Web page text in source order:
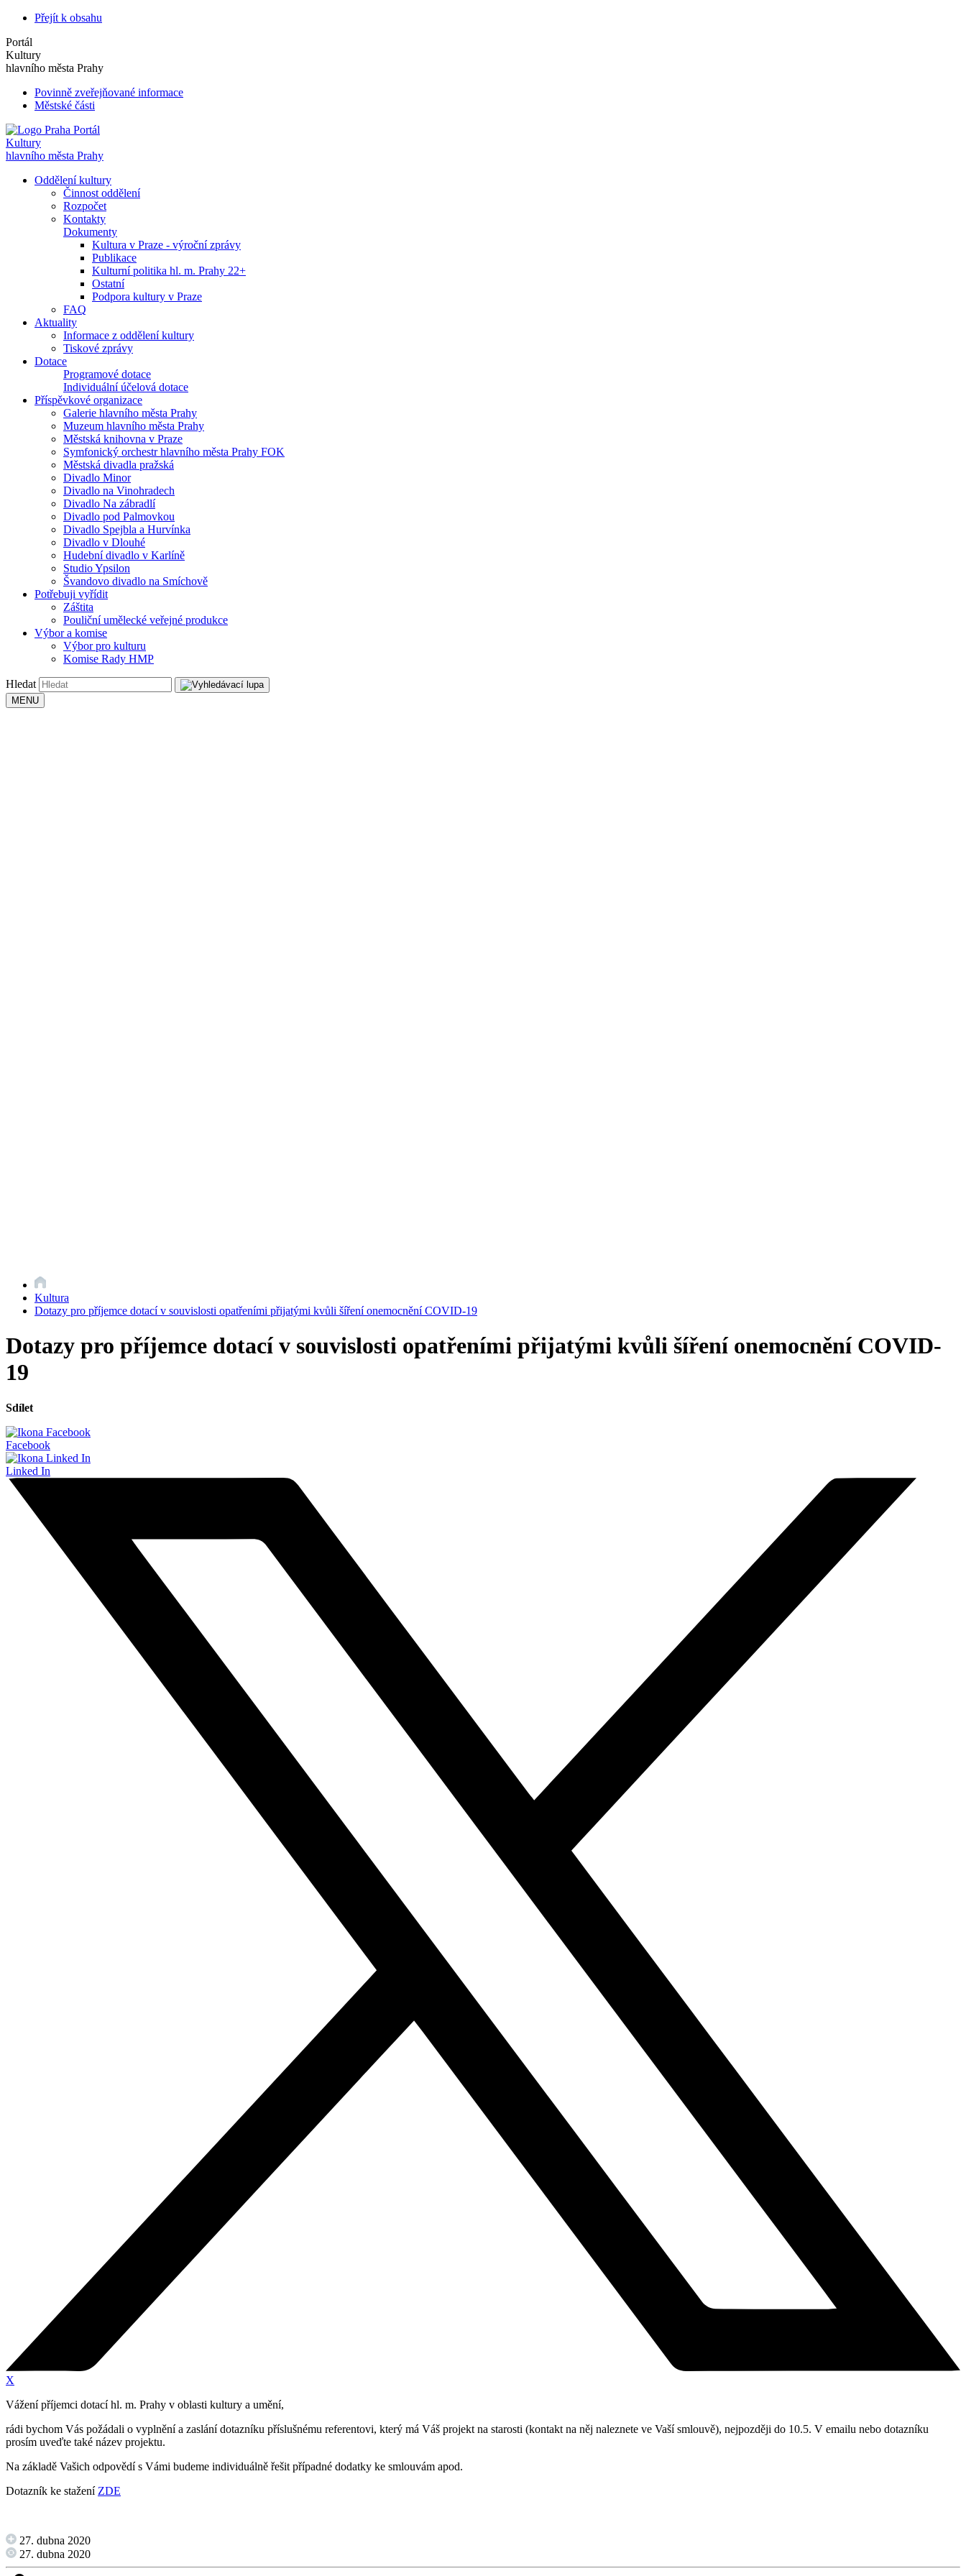
Přejít k obsahu
Portál
Kultury
hlavního města Prahy
Povinně zveřejňované informace
Městské části
Portál
Kultury
hlavního města Prahy
Oddělení kultury
Činnost oddělení
Rozpočet
Kontakty
Dokumenty
Kultura v Praze - výroční zprávy
Publikace
Kulturní politika hl. m. Prahy 22+
Ostatní
Podpora kultury v Praze
FAQ
Aktuality
Informace z oddělení kultury
Tiskové zprávy
Dotace
Programové dotace
Individuální účelová dotace
Příspěvkové organizace
Galerie hlavního města Prahy
Muzeum hlavního města Prahy
Městská knihovna v Praze
Symfonický orchestr hlavního města Prahy FOK
Městská divadla pražská
Divadlo Minor
Divadlo na Vinohradech
Divadlo Na zábradlí
Divadlo pod Palmovkou
Divadlo Spejbla a Hurvínka
Divadlo v Dlouhé
Hudební divadlo v Karlíně
Studio Ypsilon
Švandovo divadlo na Smíchově
Potřebuji vyřídit
Záštita
Pouliční umělecké veřejné produkce
Výbor a komise
Výbor pro kulturu
Komise Rady HMP
Hledat
MENU
Kultura
Dotazy pro příjemce dotací v souvislosti opatřeními přijatými kvůli šíření onemocnění COVID-19
Dotazy pro příjemce dotací v souvislosti opatřeními přijatými kvůli šíření onemocnění COVID-
19
Sdílet
Facebook
Linked In
X
Vážení příjemci dotací hl. m. Prahy v oblasti kultury a umění,
rádi bychom Vás požádali o vyplnění a zaslání dotazníku příslušnému referentovi, který má Váš projekt na starosti (kontakt na něj naleznete ve Vaší smlouvě), nejpozději do 10.5. V emailu nebo dotazníku
prosím uveďte také název projektu.
Na základě Vašich odpovědí s Vámi budeme individuálně řešit případné dodatky ke smlouvám apod.
Dotazník ke staženíZDE
27. dubna 2020
27. dubna 2020